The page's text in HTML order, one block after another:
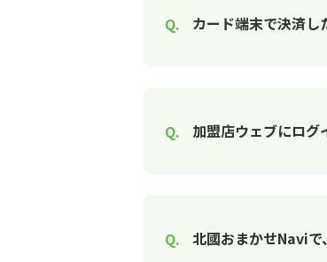
カード端末で決済
加盟店ウェブにログ
北國おまかせNaviで